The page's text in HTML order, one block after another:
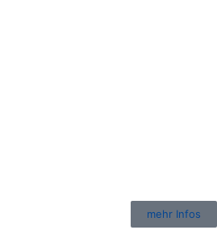
mehr Infos